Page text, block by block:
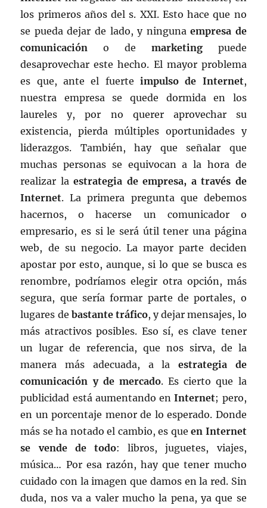
los primeros años del s. XXI. Esto hace que no
se pueda dejar de lado, y ningunaempresa de
comunicación o de marketingpuede
desaprovechar este hecho. El mayor problema
es que, ante el fuerte impulso de Internet,
nuestra empresa se quede dormida en los
laureles y, por no querer aprovechar su
existencia, pierda múltiples oportunidades y
liderazgos. También, hay que señalar que
muchas personas se equivocan a la hora de
realizar laestrategia de empresa, a través de
Internet. La primera pregunta que debemos
hacernos, o hacerse un comunicador o
empresario, es si le será útil tener una página
web, de su negocio. La mayor parte deciden
apostar por esto, aunque, si lo que se busca es
renombre, podríamos elegir otra opción, más
segura, que sería formar parte de portales, o
lugares de bastante tráfico, y dejar mensajes, lo
más atractivos posibles. Eso sí, es clave tener
un lugar de referencia, que nos sirva, de la
manera más adecuada, a la estrategia de
comunicación y de mercado. Es cierto que la
publicidad está aumentando enInternet; pero,
en un porcentaje menor de lo esperado. Donde
más se ha notado el cambio, es queen Internet
se vende de todo: libros, juguetes, viajes,
música… Por esa razón, hay que tener mucho
cuidado con la imagen que damos en la red. Sin
duda, nos va a valer mucho la pena, ya que se